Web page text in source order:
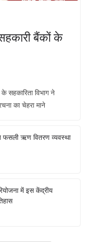
बैंकों के
विभाग ने
का चेहरा माने
फसली ऋण वितरण व्यवस्था
में इस केंद्रीय